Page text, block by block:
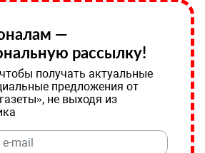
—
рассылку!
получать актуальные
предложения от
не выходя из